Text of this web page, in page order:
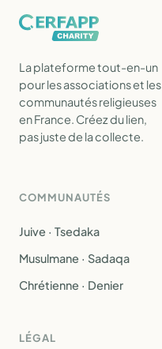
La plateforme tout-en-un
pour les associations et les
communautés religieuses
en France. Créez du lien,
pas juste de la collecte.
COMMUNAUTÉS
Juive · Tsedaka
Musulmane · Sadaqa
Chrétienne · Denier
LÉGAL